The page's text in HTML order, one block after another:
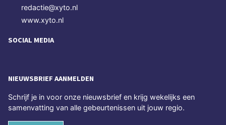
redactie@xyto.nl
www.xyto.nl
SOCIAL MEDIA
NIEUWSBRIEF AANMELDEN
Schrijf je in voor onze nieuwsbrief en krijg wekelijks een
samenvatting van alle gebeurtenissen uit jouw regio.